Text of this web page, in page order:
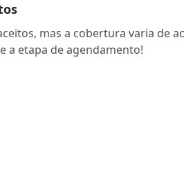
mas a cobertura varia de
a etapa de agendamento!